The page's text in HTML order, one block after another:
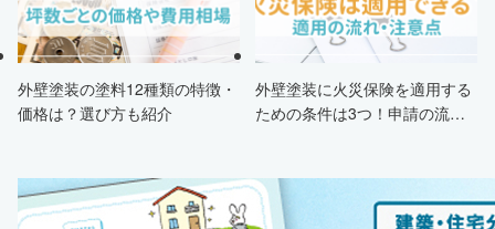
外壁塗装の塗料12種類の特徴・
価格は？選び方も紹介
外壁塗装に火災保険を適用する
ための条件は3つ！申請の流